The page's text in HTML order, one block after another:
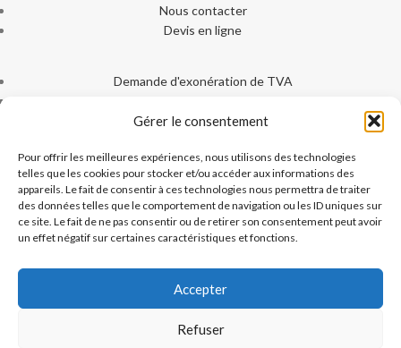
Gérer le consentement
Pour offrir les meilleures expériences, nous utilisons des technologies
telles que les cookies pour stocker et/ou accéder aux informations des
appareils. Le fait de consentir à ces technologies nous permettra de traiter
des données telles que le comportement de navigation ou les ID uniques sur
ce site. Le fait de ne pas consentir ou de retirer son consentement peut avoir
un effet négatif sur certaines caractéristiques et fonctions.
Accepter
Refuser
Nous contacter
Devis en ligne
Demande d'exonération de TVA
Paiement sécurisé
Documentation produits
Si vous résidez dans les DOM-TOM et que vous souhaitez acheter
nos produits, veuilleznous contacterafin de pouvoir commander et
connaître les frais de livraison spécifiques à votre secteur